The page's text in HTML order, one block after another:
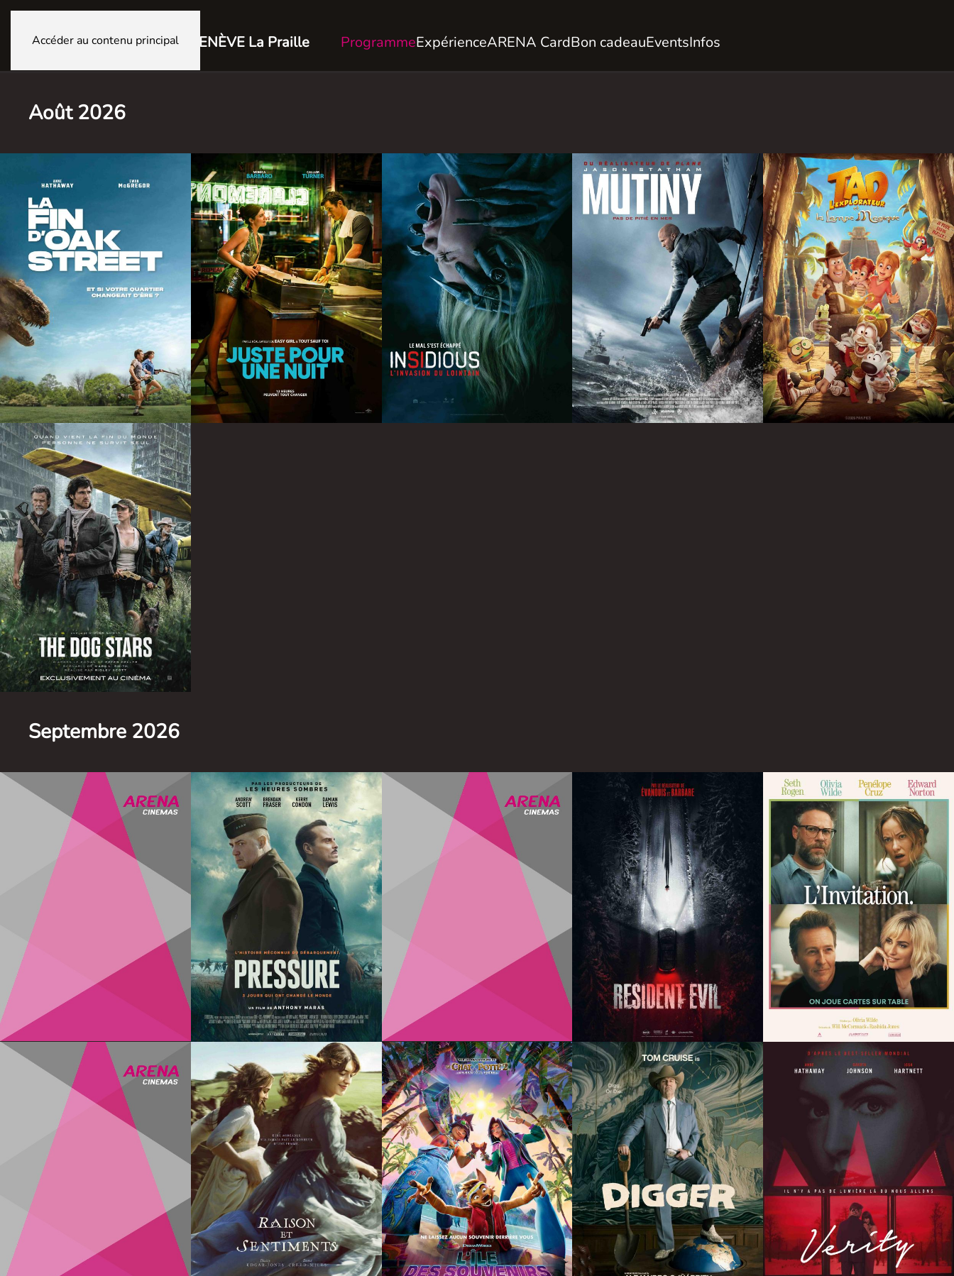
Accéder au contenu principal GENÈVE La Praille ProgrammeExpérienceARENA CardBon cadeauEventsInfos
Août 2026
Infos Infos Infos Infos Infos
Infos
Septembre 2026
Infos Infos Infos